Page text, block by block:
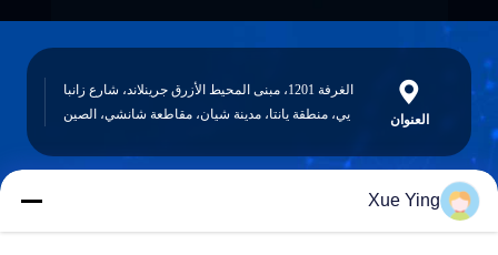
العنوان
الغرفة 1201، مبنى المحيط الأزرق جرينلاند، شارع زانبا
يي، منطقة يانتا، مدينة شيان، مقاطعة شانشي، الصين
sxcd-gyl@163.com
Xue Ying